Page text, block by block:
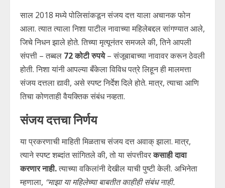
साल 2018 मध्ये पोलिसांकडून संजय दत्त याला अचानक फोन
आला. त्यात त्याला निशा पाटील नावाच्या महिलेबद्दल सांगण्यात आले,
जिचे निधन झाले होते. तिच्या मृत्यूनंतर समजले की, तिने आपली
संपत्ती – तब्बल 72 कोटी रुपये– संजूबाबाच्या नावावर करून ठेवली
होती. निशा यांनी आपल्या बँकेला विविध पत्रे लिहून ही मालमत्ता
संजय दत्तला द्यावी, असे स्पष्ट निर्देश दिले होते. मात्र, त्याचा आणि
तिचा कोणताही वैयक्तिक संबंध नव्हता.
संजय दत्तचा निर्णय
या प्रकरणाची माहिती मिळताच संजय दत्त अवाक् झाला. मात्र,
त्याने स्पष्ट शब्दांत सांगितले की, तो या संपत्तीवरकसाही दावा
करणार नाही.त्याच्या वकिलांनी देखील याची पुष्टी केली. अभिनेता
म्हणाला, “माझा या महिलेच्या बाबतीत काहीही संबंध नाही.